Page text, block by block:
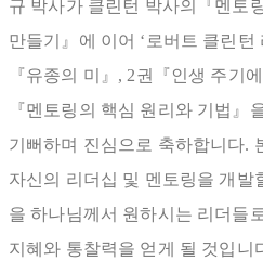
규 박사가 클린턴 박사의『멘토
만들기』에 이어 ‘로버트 클린턴
『유종의 미』, 2권『인생 주기
『멘토링의 핵심 원리와 기법』
기뻐하며 진심으로 축하합니다.
자신의 리더십 및 멘토링을 개발
을 하나님께서 원하시는 리더들
지혜와 통찰력을 얻게 될 것입니